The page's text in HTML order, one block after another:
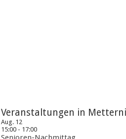
Veranstaltungen in
Aug. 12
15:00 - 17:00